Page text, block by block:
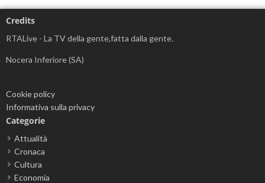
Credits
RTALive - La TV della gente,fatta dalla gente.
Nocera Inferiore (SA)
Cookie policy
Informativa sulla privacy
Categorie
Attualità
Cronaca
Cultura
Economia